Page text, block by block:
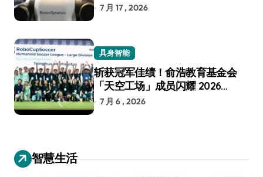
7 月 17 , 2026
具身智能
斩获冠军佳绩！俞浩教育基金会
「天空工场」成员闪耀 2026
RoboCup 机器人世界杯
7 月 6 , 2026
智慧生活